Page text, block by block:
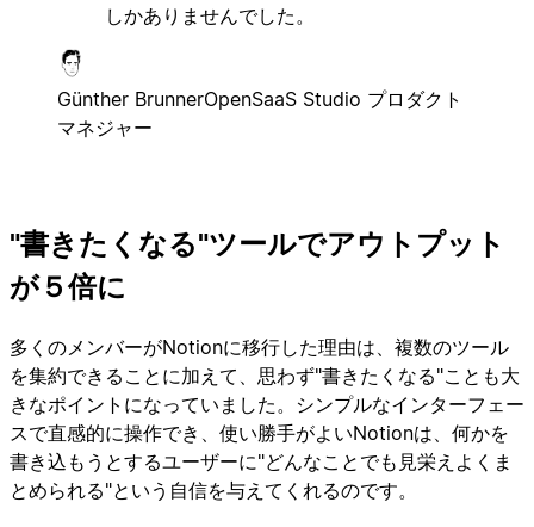
しかありませんでした。
Günther BrunnerOpenSaaS Studio プロダクト
マネジャー
"書きたくなる"ツールでアウトプット
が５倍に
多くのメンバーがNotionに移行した理由は、複数のツール
を集約できることに加えて、思わず"書きたくなる"ことも大
きなポイントになっていました。シンプルなインターフェー
スで直感的に操作でき、使い勝手がよいNotionは、何かを
書き込もうとするユーザーに"どんなことでも見栄えよくま
とめられる"という自信を与えてくれるのです。